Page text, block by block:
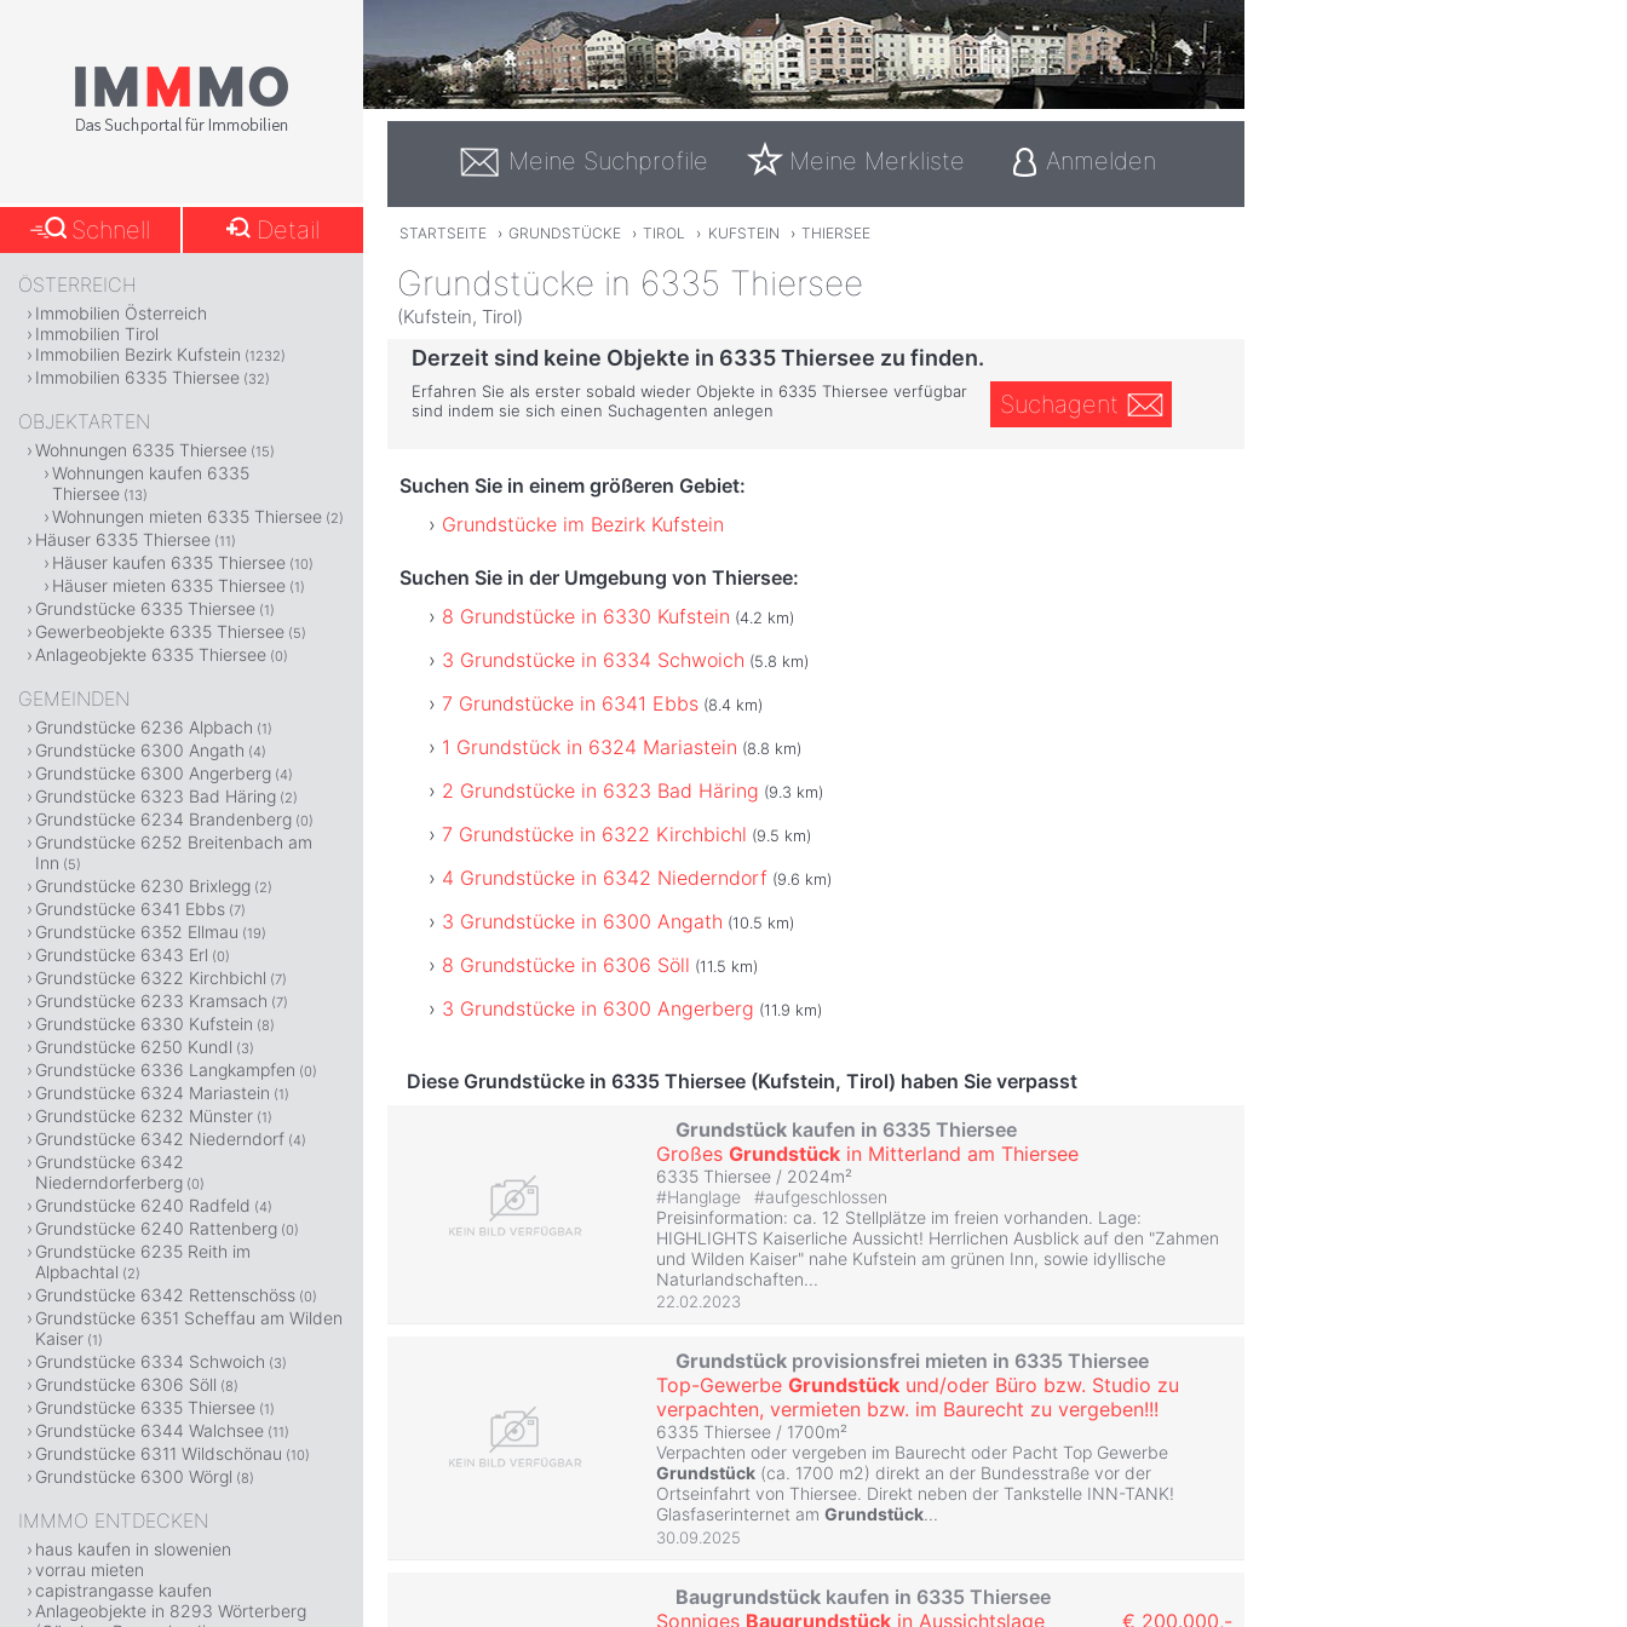
Meine Suchprofile Meine Merkliste Anmelden
STARTSEITE › GRUNDSTÜCKE › TIROL › KUFSTEIN › THIERSEE
Grundstücke in 6335 Thiersee
(Kufstein, Tirol)
Derzeit sind keine Objekte in 6335 Thiersee zu finden.
Erfahren Sie als erster sobald wieder Objekte in 6335 Thiersee verfügbar
sind indem sie sich einen Suchagenten anlegen
Suchagent
Suchen Sie in einem größeren Gebiet:
Grundstücke im Bezirk Kufstein
Suchen Sie in der Umgebung von Thiersee:
8 Grundstücke in 6330 Kufstein (4.2 km)
3 Grundstücke in 6334 Schwoich (5.8 km)
7 Grundstücke in 6341 Ebbs (8.4 km)
1 Grundstück in 6324 Mariastein (8.8 km)
2 Grundstücke in 6323 Bad Häring (9.3 km)
7 Grundstücke in 6322 Kirchbichl (9.5 km)
4 Grundstücke in 6342 Niederndorf (9.6 km)
3 Grundstücke in 6300 Angath (10.5 km)
8 Grundstücke in 6306 Söll (11.5 km)
3 Grundstücke in 6300 Angerberg (11.9 km)
Diese Grundstücke in 6335 Thiersee (Kufstein, Tirol) haben Sie verpasst
Grundstück kaufen in 6335 Thiersee
Großes Grundstück in Mitterland am Thiersee
6335 Thiersee / 2024m²
#Hanglage #aufgeschlossen
Preisinformation: ca. 12 Stellplätze im freien vorhanden. Lage:
HIGHLIGHTS Kaiserliche Aussicht! Herrlichen Ausblick auf den "Zahmen
und Wilden Kaiser" nahe Kufstein am grünen Inn, sowie idyllische
Naturlandschaften...
22.02.2023
Grundstück provisionsfrei mieten in 6335 Thiersee
Top-Gewerbe Grundstück und/oder Büro bzw. Studio zu
verpachten, vermieten bzw. im Baurecht zu vergeben!!!
6335 Thiersee / 1700m²
Verpachten oder vergeben im Baurecht oder Pacht Top Gewerbe
Grundstück (ca. 1700 m2) direkt an der Bundesstraße vor der
Ortseinfahrt von Thiersee. Direkt neben der Tankstelle INN-TANK!
Glasfaserinternet am Grundstück...
30.09.2025
Baugrundstück kaufen in 6335 Thiersee
Sonniges Baugrundstück in Aussichtslage € 200.000,-
Schnell Detail
ÖSTERREICH
Immobilien Österreich
Immobilien Tirol
Immobilien Bezirk Kufstein (1232)
Immobilien 6335 Thiersee (32)
OBJEKTARTEN
Wohnungen 6335 Thiersee (15)
Wohnungen kaufen 6335
Thiersee (13)
Wohnungen mieten 6335 Thiersee (2)
Häuser 6335 Thiersee (11)
Häuser kaufen 6335 Thiersee (10)
Häuser mieten 6335 Thiersee (1)
Grundstücke 6335 Thiersee (1)
Gewerbeobjekte 6335 Thiersee (5)
Anlageobjekte 6335 Thiersee (0)
GEMEINDEN
Grundstücke 6236 Alpbach (1)
Grundstücke 6300 Angath (4)
Grundstücke 6300 Angerberg (4)
Grundstücke 6323 Bad Häring (2)
Grundstücke 6234 Brandenberg (0)
Grundstücke 6252 Breitenbach am
Inn (5)
Grundstücke 6230 Brixlegg (2)
Grundstücke 6341 Ebbs (7)
Grundstücke 6352 Ellmau (19)
Grundstücke 6343 Erl (0)
Grundstücke 6322 Kirchbichl (7)
Grundstücke 6233 Kramsach (7)
Grundstücke 6330 Kufstein (8)
Grundstücke 6250 Kundl (3)
Grundstücke 6336 Langkampfen (0)
Grundstücke 6324 Mariastein (1)
Grundstücke 6232 Münster (1)
Grundstücke 6342 Niederndorf (4)
Grundstücke 6342
Niederndorferberg (0)
Grundstücke 6240 Radfeld (4)
Grundstücke 6240 Rattenberg (0)
Grundstücke 6235 Reith im
Alpbachtal (2)
Grundstücke 6342 Rettenschöss (0)
Grundstücke 6351 Scheffau am Wilden
Kaiser (1)
Grundstücke 6334 Schwoich (3)
Grundstücke 6306 Söll (8)
Grundstücke 6335 Thiersee (1)
Grundstücke 6344 Walchsee (11)
Grundstücke 6311 Wildschönau (10)
Grundstücke 6300 Wörgl (8)
IMMMO ENTDECKEN
haus kaufen in slowenien
vorrau mieten
capistrangasse kaufen
Anlageobjekte in 8293 Wörterberg